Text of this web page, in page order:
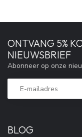
BLOG
ONTVANG 5%
NIEUWSBRIEF
Abonneer op onze